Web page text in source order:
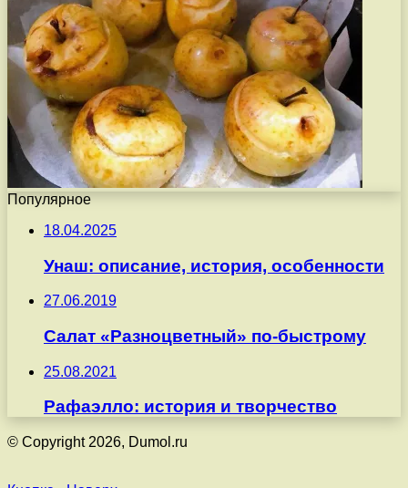
Популярное
18.04.2025
Унаш: описание, история, особенности
27.06.2019
Салат «Разноцветный» по-быстрому
25.08.2021
Рафаэлло: история и творчество
© Copyright 2026, Dumol.ru